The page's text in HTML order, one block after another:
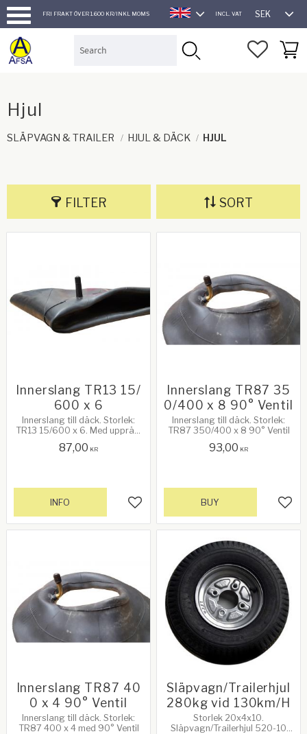
Menu
FRI FRAKT ÖVER 1.600 KR/INKL MOMS
ENGLISH
INCL. VAT SEK
Hjul
SLÄPVAGN & TRAILER HJUL & DÄCK HJUL
FILTER SORT
Innerslang TR13 15/
600 x 6
Innerslang till däck. Storlek:
TR13 15/600 x 6. Med upprätt
87,00 KR
Add to favorites
INFO
Innerslang TR87 35
0/400 x 8 90° Ventil
Innerslang till däck. Storlek:
TR87 350/400 x 8 90° Ventil
93,00 KR
BUY
Innerslang TR87 40
0 x 4 90° Ventil
Innerslang till däck. Storlek:
TR87 400 x 4 med 90° Ventil
Släpvagn/Trailerhjul
280kg vid 130km/H
Storlek 20x4x10.
Släpvagn/Trailerhjul 520-10